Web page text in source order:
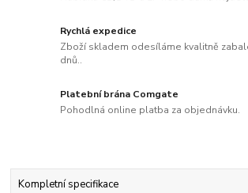
Rychlá expedice
Zboží skladem odesíláme kvalitně
dnů..
Platební brána Comgate
Pohodlná online platba za objednávku.
Kompletní specifikace